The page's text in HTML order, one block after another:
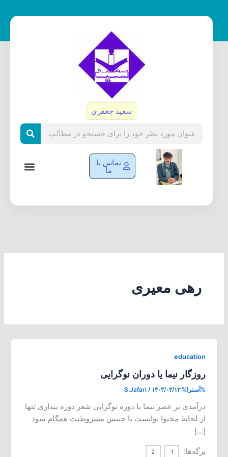
سعید جعفری
تماس با
ما
رهی معیری
education
روزگار نیما یا دوران نوگرایی
%آسترا% S.Jafari / ۱۴۰۳/۰۳/۱۳
درآمدی بر عصر نیما یا دوره‌ نوگرایی شعر دوره‌ بیداری تنها
از لحاظ محتوا توانست با جنبش مشروطیت همگام شود
[…]
برگه‌ها: 1
2